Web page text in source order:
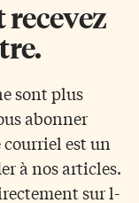
recevez
sont plus
abonner
est un
à nos articles.
sur l-